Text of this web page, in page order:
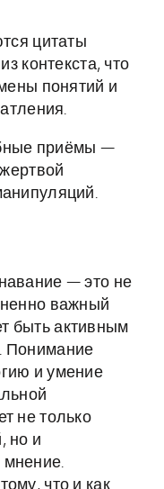
цитаты
контекста, что
понятий и
приёмы —
— это не
важный
быть активным
Понимание
и умение
не только
но и
мнение.
что и как